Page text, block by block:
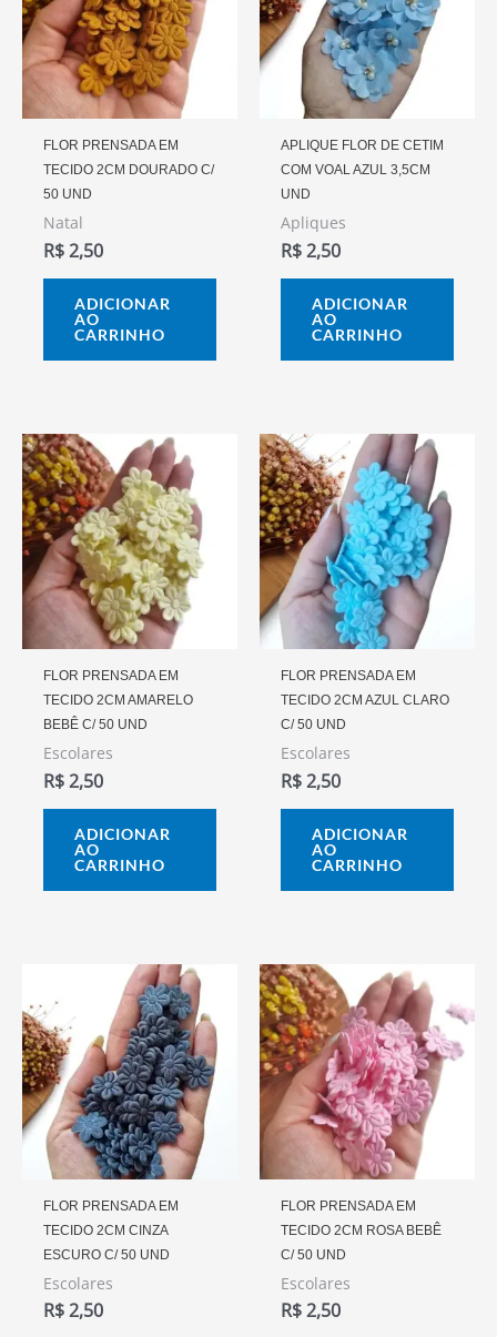
FLOR PRENSADA EM
TECIDO 2CM DOURADO C/
50 UND
Natal
R$2,50
ADICIONAR
AO
CARRINHO
APLIQUE FLOR DE CETIM
COM VOAL AZUL 3,5CM
UND
Apliques
R$2,50
ADICIONAR
AO
CARRINHO
FLOR PRENSADA EM
TECIDO 2CM AMARELO
BEBÊ C/ 50 UND
Escolares
R$2,50
ADICIONAR
AO
CARRINHO
FLOR PRENSADA EM
TECIDO 2CM AZUL CLARO
C/ 50 UND
Escolares
R$2,50
ADICIONAR
AO
CARRINHO
FLOR PRENSADA EM
TECIDO 2CM CINZA
ESCURO C/ 50 UND
Escolares
R$2,50
FLOR PRENSADA EM
TECIDO 2CM ROSA BEBÊ
C/ 50 UND
Escolares
R$2,50